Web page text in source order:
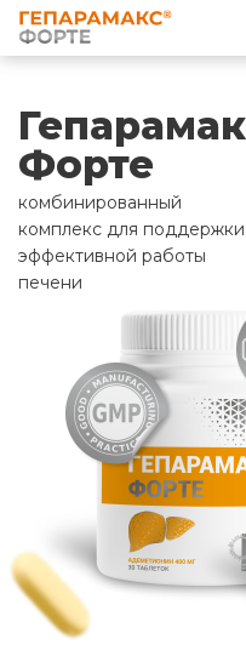
Форте
комбинированный
комплекс для поддержки
эффективной работы
печени